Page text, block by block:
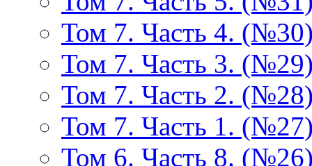
Том 7. Часть 4.
Том 7. Часть 3.
Том 7. Часть 2.
Том 7. Часть 1.
Том 6. Часть 8.